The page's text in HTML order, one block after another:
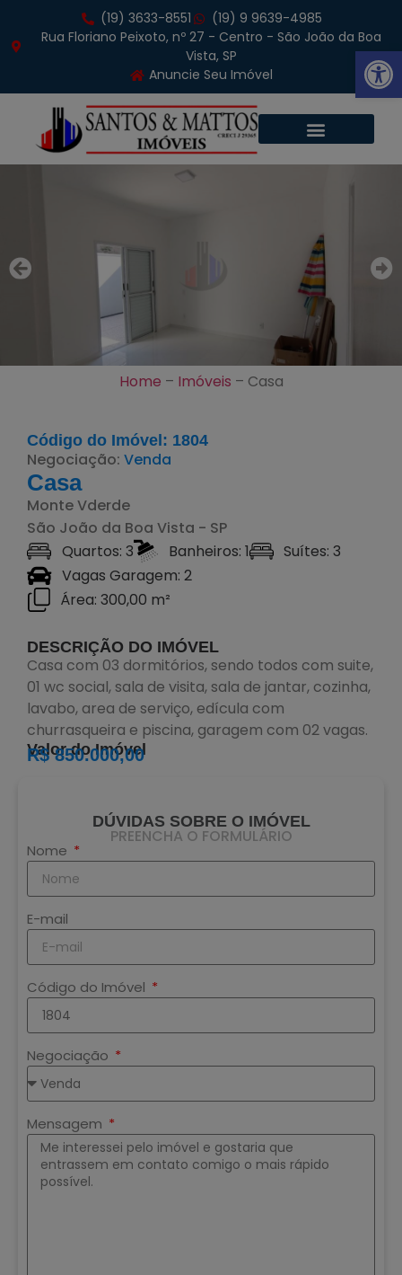
Abrir
(19) 3633-8551
(19) 9 9639-4985
Rua Floriano Peixoto, nº 27 - Centro - São João da Boa
Vista, SP
Anuncie Seu Imóvel
Home – Imóveis – Casa
Código do Imóvel: 1804
Negociação: Venda
Casa
Monte Vderde
São João da Boa Vista - SP
Quartos: 3
Banheiros: 1
Suítes: 3
Vagas Garagem: 2
Área: 300,00 m²
DESCRIÇÃO DO IMÓVEL
Casa com 03 dormitórios, sendo todos com suite,
01 wc social, sala de visita, sala de jantar, cozinha,
lavabo, area de serviço, edícula com
churrasqueira e piscina, garagem com 02 vagas.
Valor do Imóvel
R$ 850.000,00
DÚVIDAS SOBRE O IMÓVEL
PREENCHA O FORMULÁRIO
Nome
E-mail
Código do Imóvel
Negociação
Mensagem